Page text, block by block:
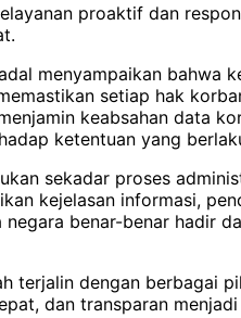
proaktif dan
menyampaikan
setiap hak
keabsahan data
ketentuan yang
sekadar proses
kejelasan informasi,
benar-benar hadir
terjalin dengan berbagai
dan transparan